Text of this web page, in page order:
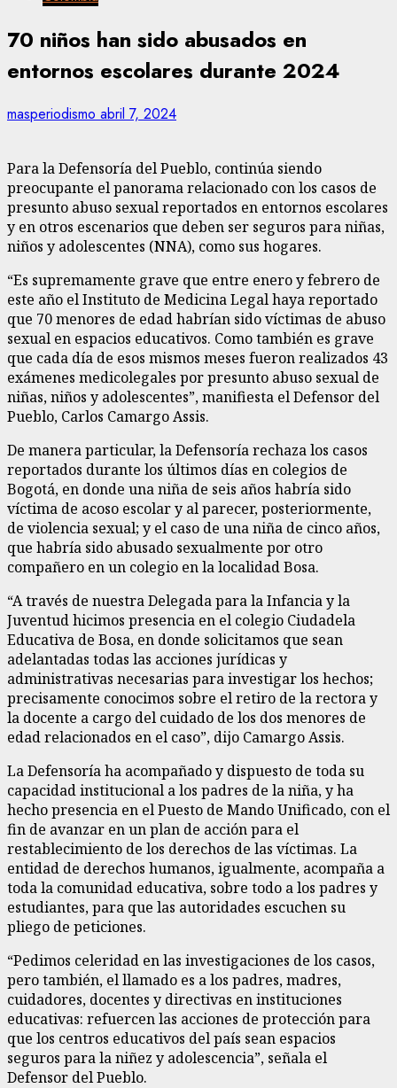
70 niños han sido abusados en
entornos escolares durante 2024
masperiodismo abril 7, 2024
Para la Defensoría del Pueblo, continúa siendo
preocupante el panorama relacionado con los casos de
presunto abuso sexual reportados en entornos escolares
y en otros escenarios que deben ser seguros para niñas,
niños y adolescentes (NNA), como sus hogares.
“Es supremamente grave que entre enero y febrero de
este año el Instituto de Medicina Legal haya reportado
que 70 menores de edad habrían sido víctimas de abuso
sexual en espacios educativos. Como también es grave
que cada día de esos mismos meses fueron realizados 43
exámenes medicolegales por presunto abuso sexual de
niñas, niños y adolescentes”, manifiesta el Defensor del
Pueblo, Carlos Camargo Assis.
De manera particular, la Defensoría rechaza los casos
reportados durante los últimos días en colegios de
Bogotá, en donde una niña de seis años habría sido
víctima de acoso escolar y al parecer, posteriormente,
de violencia sexual; y el caso de una niña de cinco años,
que habría sido abusado sexualmente por otro
compañero en un colegio en la localidad Bosa.
“A través de nuestra Delegada para la Infancia y la
Juventud hicimos presencia en el colegio Ciudadela
Educativa de Bosa, en donde solicitamos que sean
adelantadas todas las acciones jurídicas y
administrativas necesarias para investigar los hechos;
precisamente conocimos sobre el retiro de la rectora y
la docente a cargo del cuidado de los dos menores de
edad relacionados en el caso”, dijo Camargo Assis.
La Defensoría ha acompañado y dispuesto de toda su
capacidad institucional a los padres de la niña, y ha
hecho presencia en el Puesto de Mando Unificado, con el
fin de avanzar en un plan de acción para el
restablecimiento de los derechos de las víctimas. La
entidad de derechos humanos, igualmente, acompaña a
toda la comunidad educativa, sobre todo a los padres y
estudiantes, para que las autoridades escuchen su
pliego de peticiones.
“Pedimos celeridad en las investigaciones de los casos,
pero también, el llamado es a los padres, madres,
cuidadores, docentes y directivas en instituciones
educativas: refuercen las acciones de protección para
que los centros educativos del país sean espacios
seguros para la niñez y adolescencia”, señala el
Defensor del Pueblo.